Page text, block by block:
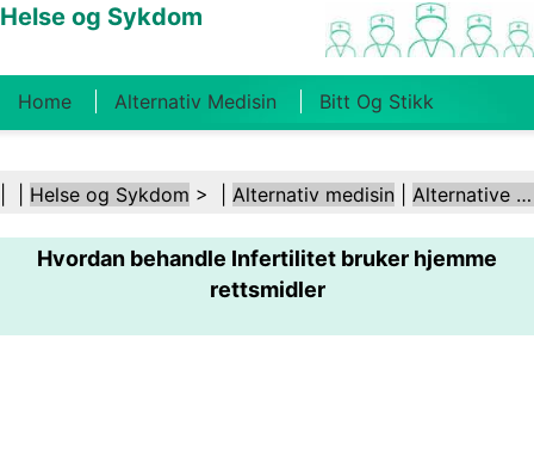
Helse og Sykdom
Home Alternativ Medisin Bitt Og Stikk
Kosthold Og Ernæring Familiehelse
Helsebransjen Psykisk Helse Folkehelse Og
Helse og Sykdom > | Alternativ medisin Alternative behandlinger
Hvordan behandle Infertilitet bruker hjemme
rettsmidler